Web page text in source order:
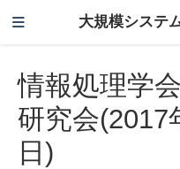
大規模システ
情報処理学
研究会(2017
日)